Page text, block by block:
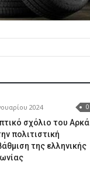
2024 0
σχόλιο του Αρκά
πολιτιστική
της ελληνικής